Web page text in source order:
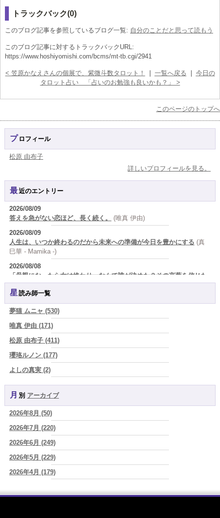
トラックバック(0)
このブログ記事を参照しているブログ一覧: 自分のことだと思って読もう
このブログ記事に対するトラックバックURL:
https://www.hoshiyomishi.com/bcms/mt-tb.cgi/2941
< 笠原かなえさんの個展で、紫微斗数タロット！ 一覧へ戻る
今日の
タロット占い 「占いのお勉強も良いかも？」 >
このページのトップへ
プロフィール
松原 由布子
詳しいプロフィールを見る。
最近のエントリー
2026/08/09
答えを急がない恋ほど、長く続く。
(唯真 伊由)
2026/08/09
人生は、いつか終わるのだから未来への準備が今日を豊かにする (真
巳華 - Mamika -)
2026/08/08
「母親になったら女は終わり』なんて誰が決めた？その言葉を信じた
瞬間から、あなたの人生は他人の脚本になっている」 (芽百マミム)
「人生が変わらない人には、ある共通点がある 裏切った人を許すので
はなく、自分を裏切り続けることをやめない人 (芽百マミム)
生きづらさと恋愛の悩みを繰り返すあなたへ
2026/08/08
真寿の開運Cooking 鮭が教えてくれた、"積み重ねた先にある豊か
(プラタ 真寿)
2026/08/07
『頑張って好かれる』を やめてみました。届いた 一通のメッセー
ジ。 (プラタ 真寿)
2026/08/07
2026年8月8日 甲寅――自分の軸を持ちながら、世界と対話する日
ぐり)
2026/08/07
新しいことに触れると、自分の中の回路がひらく｜好奇心を持ち続け
る楽しさ (美月マーシャ)
2026/08/07
星読み師一覧
夢猫 ムニャ (530)
唯真 伊由 (171)
松原 由布子 (411)
瓔珞ルノン (177)
よしの真実 (2)
YOSHIKI (58)
よみ (39)
一之森 陽柑 (26)
椰奈空 (64)
ワカリミ (1)
神楽峰ヴィスカ (10)
赤羽うさぎ (341)
月別 アーカイブ
2026年8月 (50)
2026年7月 (220)
2026年6月 (249)
2026年5月 (229)
2026年4月 (179)